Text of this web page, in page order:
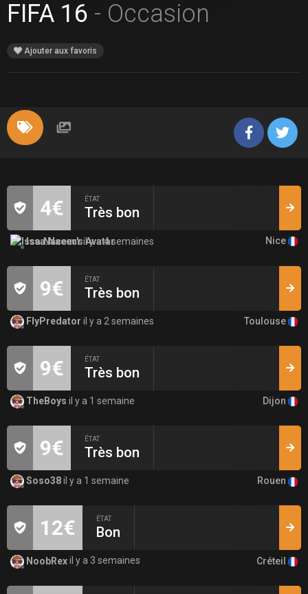
FIFA 16 - Occasion
Ajouter aux favoris
4€ ÉTAT
Très bon
Issa.Naceuril y a 4 semaines Nice
9€ ÉTAT
Très bon
FlyPredator il y a 2 semaines Toulouse
9€ ÉTAT
Très bon
TheBoys il y a 1 semaine Dijon
9€ ÉTAT
Très bon
Soso38il y a 1 semaine Rouen
12€ ÉTAT
Bon
NoobRexil y a 3 semaines Créteil